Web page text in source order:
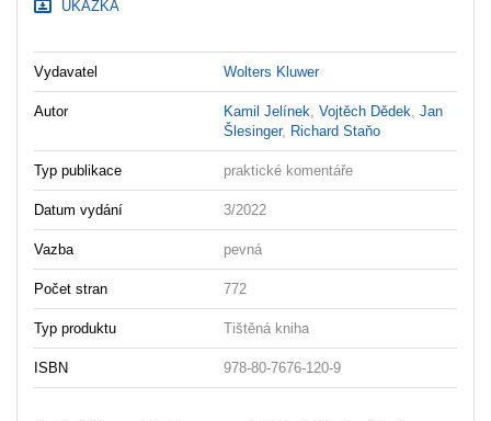
UKAZKA
Vydavatel Wolters Kluwer
Autor Kamil Jelínek ,Vojtěch Dědek ,Jan
Šlesinger, Richard Staňo
Typ publikace praktické komentáře
Datum vydání 3/2022
Vazba pevná
Počet stran 772
Typ produktu Tištěná kniha
ISBN 978-80-7676-120-9